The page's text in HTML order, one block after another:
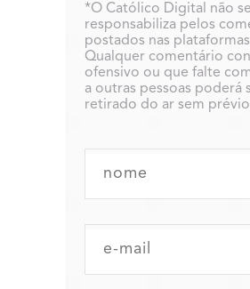
*O Católico Digital não se
responsabiliza pelos
postados nas
Qualquer comentário
ofensivo ou que falte
a outras pessoas poderá
retirado do ar sem